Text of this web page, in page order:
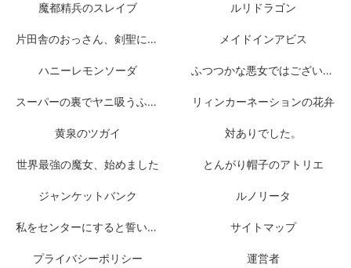
魔都精兵のスレイブ ルリドラゴン
片田舎のおっさん、剣聖になる メイドインアビス
ハニーレモンソーダ ふつつかな悪女ではございますが
スーパーの裏でヤニ吸うふたり リィンカーネーションの花弁
黄泉のツガイ 対ありでした。
世界最強の魔女、始めました とんがり帽子のアトリエ
ジャンケットバンク ルノリータ
私をセンターにすると誓いますか？ サイトマップ
プライバシーポリシー 運営者